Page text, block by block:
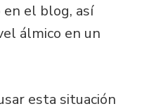
en el blog, así
álmico en un
esta situación